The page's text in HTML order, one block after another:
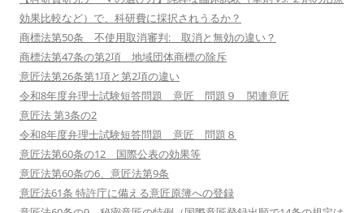
効果比較など）で、科研費に採択されうるか？
商標法第50条 不使用取消審判: 取消と無効の違い？
商標法第47条の第2項 地域団体商標の除斥
意匠法第26条第1項と第2項の違い
令和8年度弁理士試験短答問題 意匠 問題９ 関連意匠
意匠法 第3条の2
令和8年度弁理士試験短答問題 意匠 問題８
意匠法第60条の12 国際公表の効果等
意匠法第60条の6、意匠法第9条
意匠法61条 特許庁に備える意匠原簿への登録